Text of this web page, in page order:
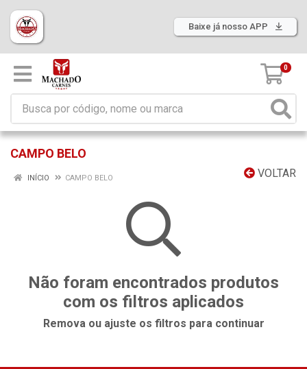
Baixe já nosso APP
0
CAMPO BELO
VOLTAR
INÍCIO CAMPO BELO
Não foram encontrados produtos
com os filtros aplicados
Remova ou ajuste os filtros para continuar